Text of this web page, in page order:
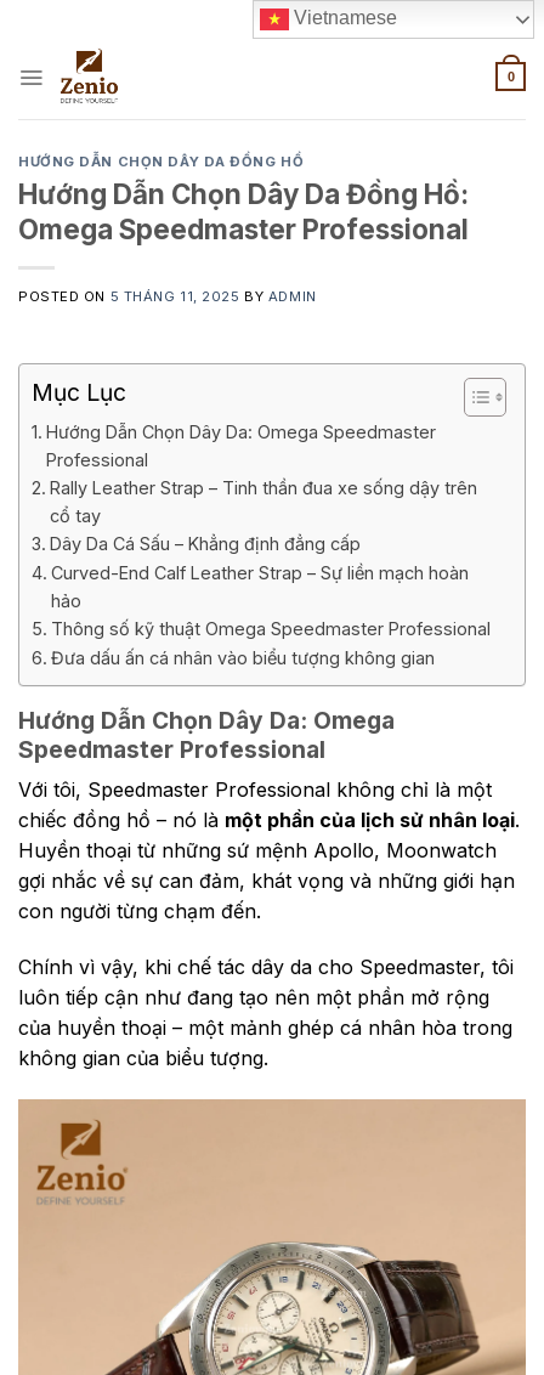
content
0
HƯỚNG DẪN CHỌN DÂY DA ĐỒNG HỒ
Hướng Dẫn Chọn Dây Da Đồng Hồ:
Omega Speedmaster Professional
POSTED ON 5 THÁNG 11, 2025 BY ADMIN
Mục Lục
Hướng Dẫn Chọn Dây Da: Omega Speedmaster
Professional
Rally Leather Strap – Tinh thần đua xe sống dậy trên
cổ tay
Dây Da Cá Sấu – Khẳng định đẳng cấp
Curved-End Calf Leather Strap – Sự liền mạch hoàn
hảo
Thông số kỹ thuật Omega Speedmaster Professional
Đưa dấu ấn cá nhân vào biểu tượng không gian
Hướng Dẫn Chọn Dây Da: Omega
Speedmaster Professional
Với tôi, Speedmaster Professional không chỉ là một
chiếc đồng hồ – nó là một phần của lịch sử nhân loại.
Huyền thoại từ những sứ mệnh Apollo, Moonwatch
gợi nhắc về sự can đảm, khát vọng và những giới hạn
con người từng chạm đến.
Chính vì vậy, khi chế tác dây da cho Speedmaster, tôi
luôn tiếp cận như đang tạo nên một phần mở rộng
của huyền thoại – một mảnh ghép cá nhân hòa trong
không gian của biểu tượng.
Vietnamese